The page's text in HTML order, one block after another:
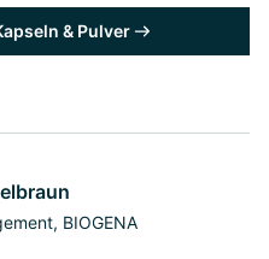
& Pulver
BIOGENA